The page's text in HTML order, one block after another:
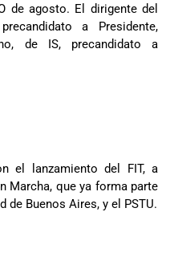
de agosto. El dirigente del
a Presidente,
de IS, precandidato a
el lanzamiento del FIT, a
Marcha, que ya forma parte
de Buenos Aires, y el PSTU.